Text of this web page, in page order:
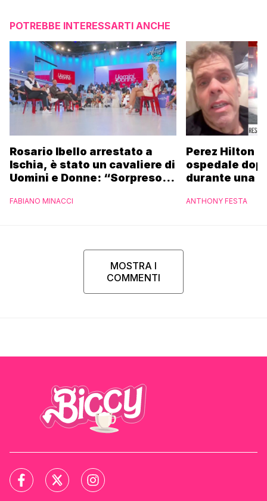
POTREBBE INTERESSARTI ANCHE
Rosario Ibello arrestato a
Ischia, è stato un cavaliere di
Uomini e Donne: “Sorpreso di
riconosciuto”
FABIANO MINACCI
Perez Hilton
ospedale
durante una
ANTHONY FESTA
MOSTRA I
COMMENTI